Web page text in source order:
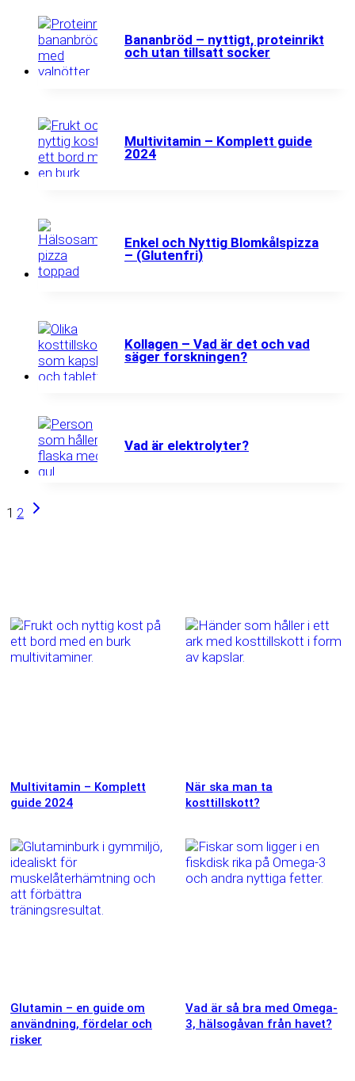
Bananbröd – nyttigt, proteinrikt
och utan tillsatt socker
Multivitamin – Komplett guide
2024
Enkel och Nyttig Blomkålspizza
– (Glutenfri)
Kollagen – Vad är det och vad
säger forskningen?
Vad är elektrolyter?
1 2
Next
Multivitamin – Komplett
guide 2024
När ska man ta
kosttillskott?
Glutamin – en guide om
användning, fördelar och
risker
Vad är så bra med Omega-
3, hälsogåvan från havet?